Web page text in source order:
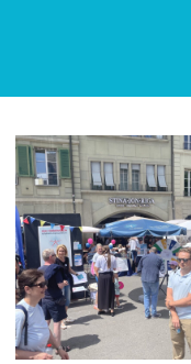
Bilder